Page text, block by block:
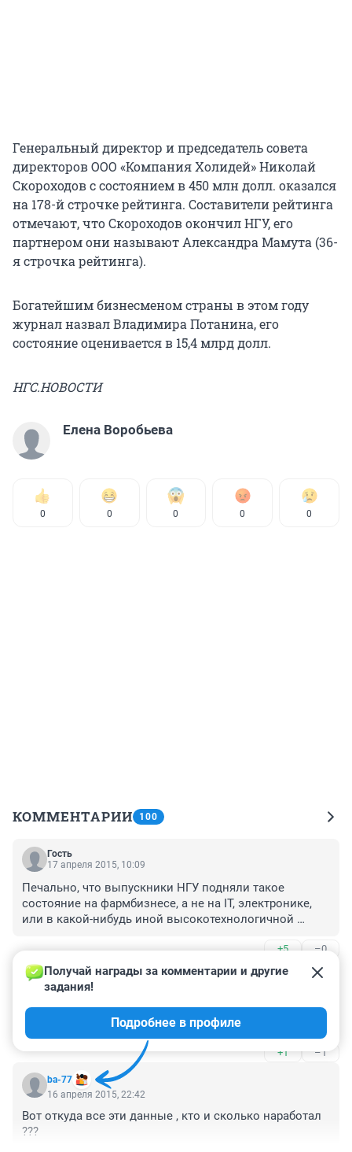
Генеральный директор и председатель совета
директоров ООО «Компания Холидей» Николай
Скороходов с состоянием в 450 млн долл. оказался
на 178-й строчке рейтинга. Составители рейтинга
отмечают, что Скороходов окончил НГУ, его
партнером они называют Александра Мамута (36-
я строчка рейтинга).
Богатейшим бизнесменом страны в этом году
журнал назвал Владимира Потанина, его
состояние оценивается в 15,4 млрд долл.
НГС.НОВОСТИ
Елена Воробьева
0 0 0 0 0
КОММЕНТАРИИ 100
Гость
17 апреля 2015, 10:09
Печально, что выпускники НГУ подняли такое
состояние на фармбизнесе, а не на IT, электронике,
или в какой-нибудь иной высокотехнологичной
Фармбизнес по уровню доходности (а на мой взгляд -
и по уровню честности к покупателю) сравним с
наркобизнесом. Еще раз повторюсь - очень печально.
на лекарства растут быстрее и стабильнее любого
другого продукта.
+5 –0
Гость
17 апреля 2015, 09:54
В НГУ есть факультет бизнеса или банковское дело и
рынок ценных бумаг ?
+1 –1
ba-77
Получай награды за комментарии и другие
задания!
Подробнее в профиле
16 апреля 2015, 22:42
Вот откуда все эти данные , кто и сколько наработал
???